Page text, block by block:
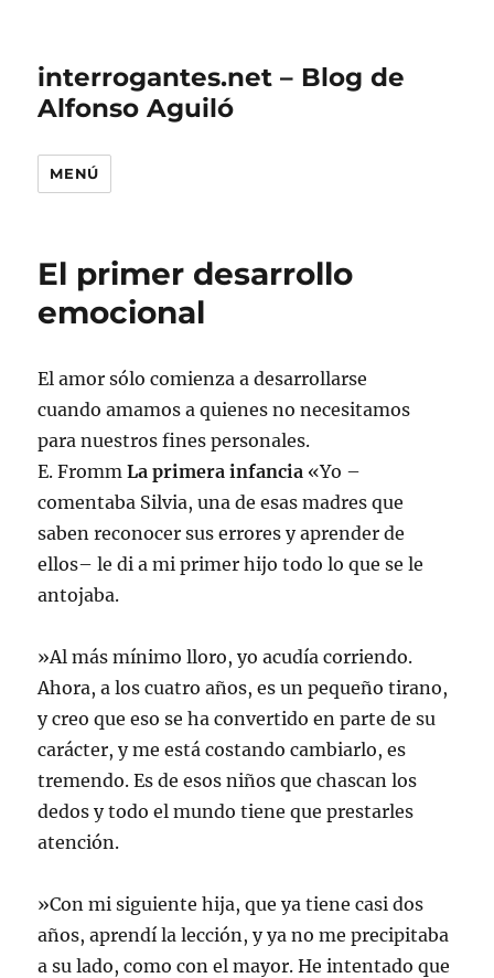
interrogantes.net – Blog de
Alfonso Aguiló
MENÚ
El primer desarrollo
emocional
El amor sólo comienza a desarrollarse
cuando amamos a quienes no necesitamos
para nuestros fines personales.
E. FrommLa primera infancia «Yo –
comentaba Silvia, una de esas madres que
saben reconocer sus errores y aprender de
ellos– le di a mi primer hijo todo lo que se le
antojaba.
»Al más mínimo lloro, yo acudía corriendo.
Ahora, a los cuatro años, es un pequeño tirano,
y creo que eso se ha convertido en parte de su
carácter, y me está costando cambiarlo, es
tremendo. Es de esos niños que chascan los
dedos y todo el mundo tiene que prestarles
atención.
»Con mi siguiente hija, que ya tiene casi dos
años, aprendí la lección, y ya no me precipitaba
a su lado, como con el mayor. He intentado que